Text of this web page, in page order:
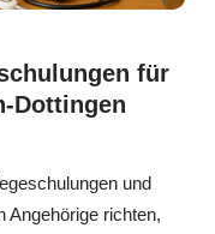
für
Dottingen
und
Angehörige richten,